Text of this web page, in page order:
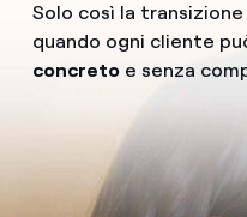
Solo così la
quando ogni cliente
concretoe senza